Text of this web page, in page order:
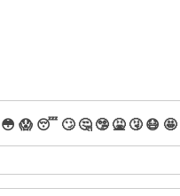
😳 😱 😴 🙄 🤔 🤥 🤮 🤧 😷 🤩